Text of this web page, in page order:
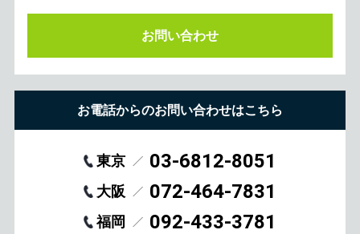
お問い合わせ
お電話からのお問い合わせはこちら
東京 03-6812-8051
大阪 072-464-7831
福岡 092-433-3781